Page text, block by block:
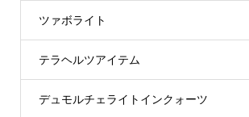
ツァボライト
テラヘルツアイテム
デュモルチェライトインクォーツ